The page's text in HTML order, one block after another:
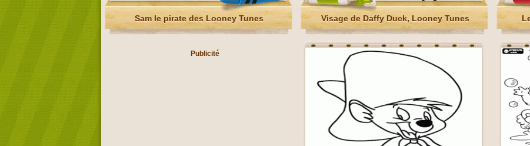
Sam le pirate des Looney Tunes Visage de Daffy Duck, Looney Tunes
Publicité